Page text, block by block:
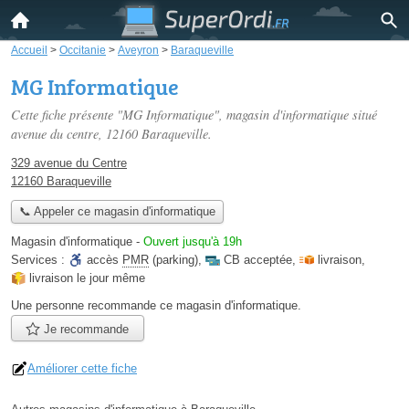
Accueil > Occitanie > Aveyron > Baraqueville
MG Informatique
Cette fiche présente "MG Informatique", magasin d'informatique situé
avenue du centre, 12160 Baraqueville.
329 avenue du Centre
12160 Baraqueville
📞 Appeler ce magasin d'informatique
Magasin d'informatique - Ouvert jusqu'à 19h
Services :
accès PMR (parking), CB acceptée, livraison,
livraison le jour même
Une personne recommande ce magasin d'informatique.
Je recommande
Améliorer cette fiche